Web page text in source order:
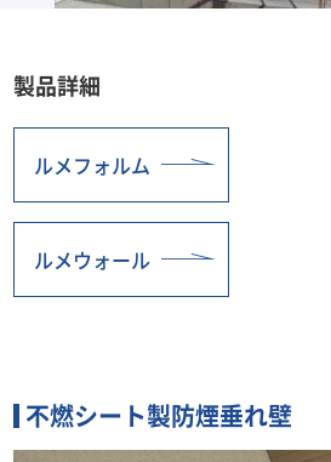
製品詳細
ルメフォルム
ルメウォール
不燃シート製防煙垂れ壁